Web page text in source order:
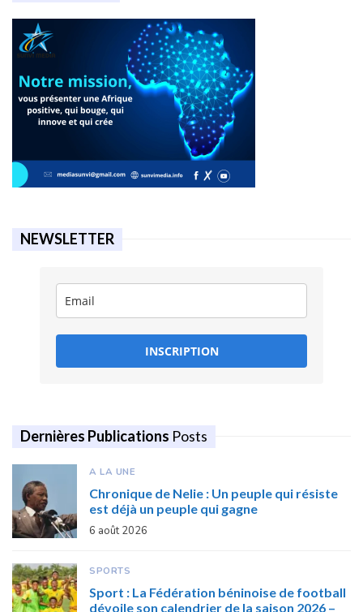
NEWSLETTER
INSCRIPTION
Dernières Publications Posts
A LA UNE
Chronique de Nelie : Un peuple qui résiste
est déjà un peuple qui gagne
6 août 2026
SPORTS
Sport : La Fédération béninoise de football
dévoile son calendrier de la saison 2026 –